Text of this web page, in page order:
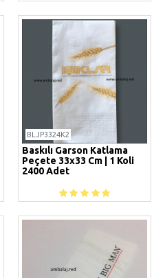
BLJP3324K2
Baskılı Garson Katlama
Peçete 33x33 Cm | 1 Koli
2400 Adet